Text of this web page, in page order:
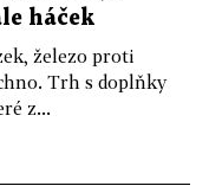
háček
železo proti
Trh s doplňky
z...